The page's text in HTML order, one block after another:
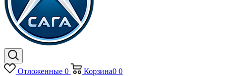
Отложенные 0 Корзина0 0